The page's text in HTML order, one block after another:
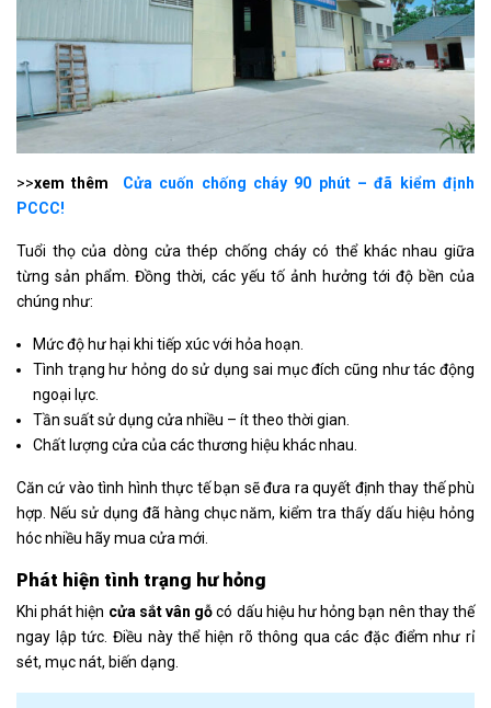
>>xem thêm
Cửa cuốn chống cháy 90 phút – đã kiểm định
PCCC!
Tuổi thọ của dòng cửa thép chống cháy có thể khác nhau giữa
từng sản phẩm. Đồng thời, các yếu tố ảnh hưởng tới độ bền của
chúng như:
Mức độ hư hại khi tiếp xúc với hỏa hoạn.
Tình trạng hư hỏng do sử dụng sai mục đích cũng như tác động
ngoại lực.
Tần suất sử dụng cửa nhiều – ít theo thời gian.
Chất lượng cửa của các thương hiệu khác nhau.
Căn cứ vào tình hình thực tế bạn sẽ đưa ra quyết định thay thế phù
hợp. Nếu sử dụng đã hàng chục năm, kiểm tra thấy dấu hiệu hỏng
hóc nhiều hãy mua cửa mới.
Phát hiện tình trạng hư hỏng
Khi phát hiện cửa sắt vân gỗcó dấu hiệu hư hỏng bạn nên thay thế
ngay lập tức. Điều này thể hiện rõ thông qua các đặc điểm như rỉ
sét, mục nát, biến dạng.